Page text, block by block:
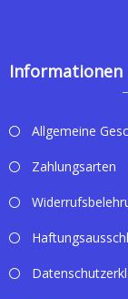
Informationen
Allgemeine
Zahlungsarten